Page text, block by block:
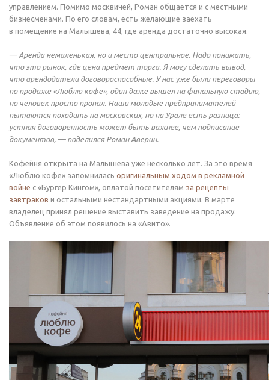
управлением. Помимо москвичей, Роман общается и с местными
бизнесменами. По его словам, есть желающие заехать
в помещение на Малышева, 44, где аренда достаточно высокая.
— Аренда немаленькая, но и место центральное. Надо понимать,
что это рынок, где цена предмет торга. Я могу сделать вывод,
что арендодатели договороспособные. У нас уже были переговоры
по продаже «Люблю кофе», один даже вышел на финальную стадию,
но человек просто пропал. Наши молодые предпринимателей
пытаются походить на московских, но на Урале есть разница:
устная договоренность может быть важнее, чем подписание
документов, — поделился Роман Аверин.
Кофейня открыта на Малышева уже несколько лет. За это время
«Люблю кофе» запомнилась оригинальным ходом в рекламной
войне с «Бургер Кингом», оплатой посетителям за рецепты
завтраков и остальными нестандартными акциями. В марте
владелец принял решение выставить заведение на продажу.
Объявление об этом появилось на «Авито».